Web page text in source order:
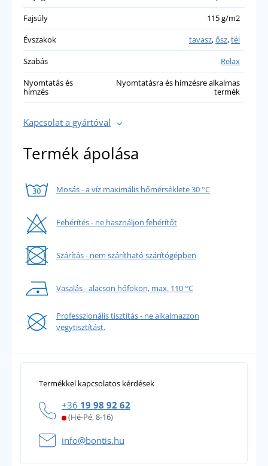
Fajsúly
115 g/m2
Évszakok
tavasz,ősz,tél
Szabás
Relax
Nyomtatás és
hímzés
Nyomtatásra és hímzésre alkalmas
termék
Kapcsolat a gyártóval
Termék ápolása
Mosás - a víz maximális hőmérséklete 30 °C
Fehérítés - ne használjon fehérítőt
Szárítás - nem szárítható szárítógépben
Vasalás - alacson hőfokon, max. 110 °C
Professzionális tisztítás - ne alkalmazzon
vegytisztítást.
Termékkel kapcsolatos kérdések
+36 19 98 92 62
(Hé-Pé, 8-16)
info@bontis.hu